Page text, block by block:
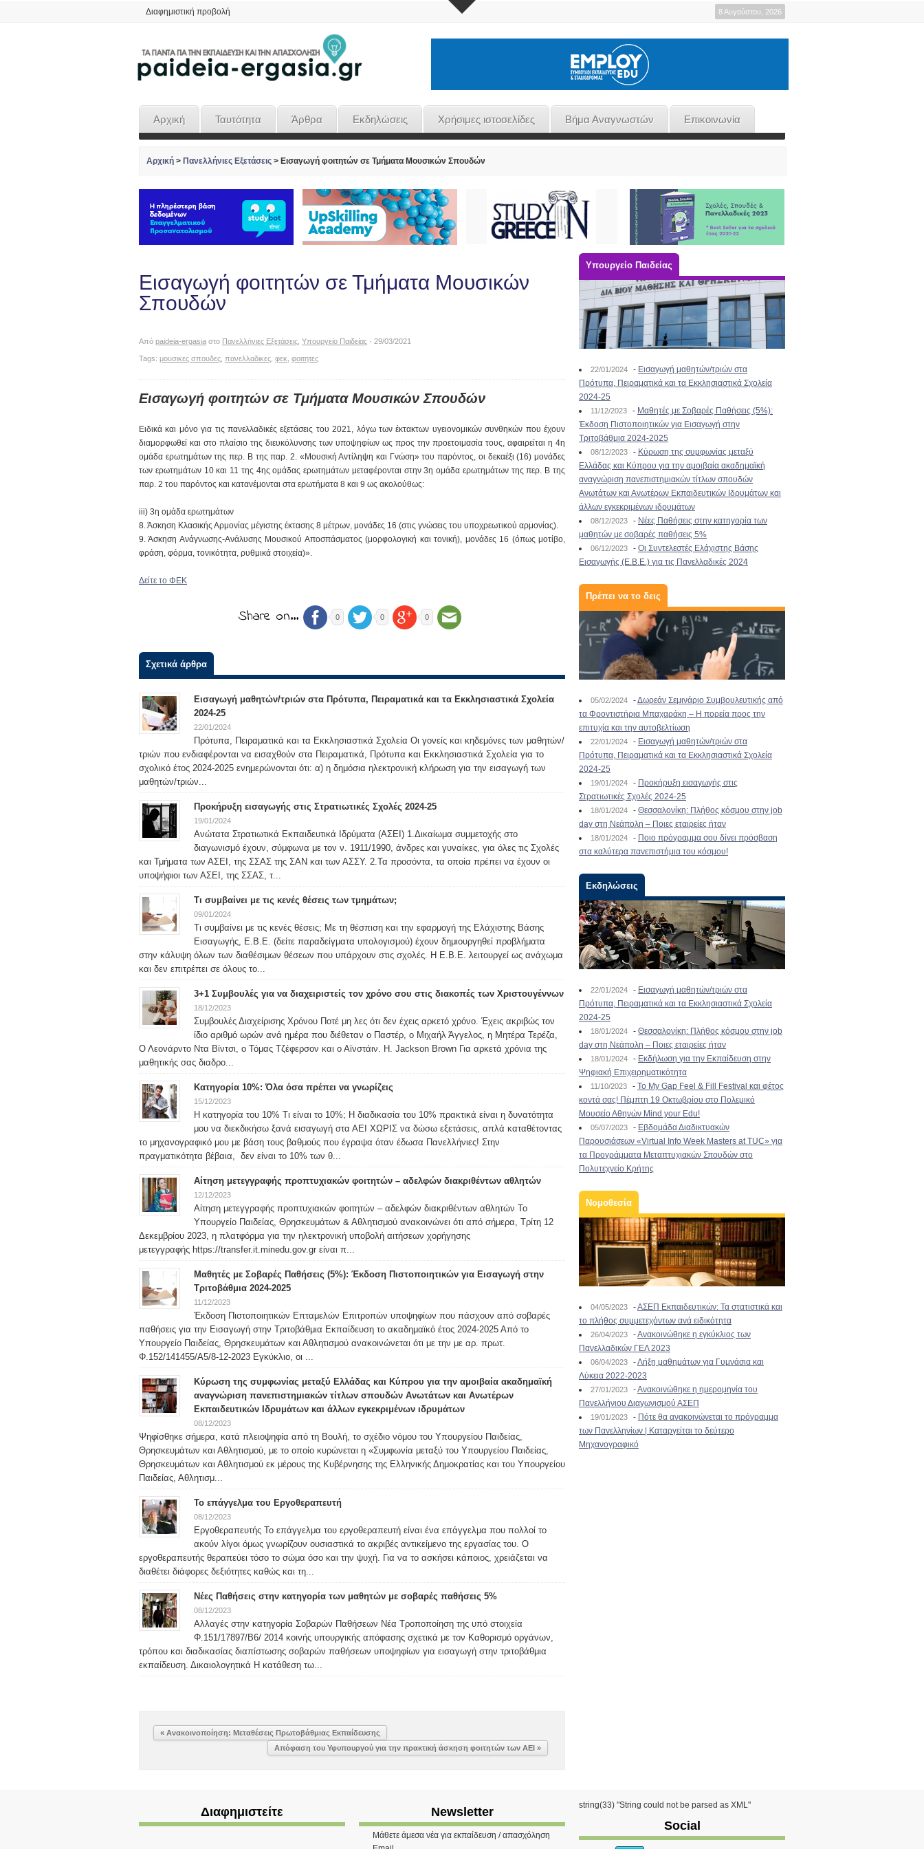
Διαφημιστική προβολή 8 Αυγούστου, 2026
Αρχική Ταυτότητα Άρθρα Εκδηλώσεις Χρήσιμες ιστοσελίδες Βήμα Αναγνωστών Επικοινωνία
Αρχική > Πανελλήνιες Εξετάσεις > Εισαγωγή φοιτητών σε Τμήματα Μουσικών Σπουδών
Εισαγωγή φοιτητών σε Τμήματα Μουσικών
Σπουδών
Από paideia-ergasia στο Πανελλήνιες Εξετάσεις Υπουργείο Παιδείας · 29/03/2021
Tags: μουσικες σπουδες πανελλαδικες φεκ φοιτητες
Εισαγωγή φοιτητών σε Τμήματα Μουσικών Σπουδών
Ειδικά και μόνο για τις πανελλαδικές εξετάσεις του 2021, λόγω των έκτακτων υγειονομικών συνθηκών που έχουν
διαμορφωθεί και στο πλαίσιο της διευκόλυνσης των υποψηφίων ως προς την προετοιμασία τους, αφαιρείται η 4η
ομάδα ερωτημάτων της περ. Β της παρ. 2. «Μουσική Αντίληψη και Γνώση» του παρόντος, οι δεκαέξι (16) μονάδες
των ερωτημάτων 10 και 11 της 4ης ομάδας ερωτημάτων μεταφέρονται στην 3η ομάδα ερωτημάτων της περ. Β της
παρ. 2 του παρόντος και κατανέμονται στα ερωτήματα 8 και 9 ως ακολούθως:
iii) 3η ομάδα ερωτημάτων
8. Άσκηση Κλασικής Αρμονίας μέγιστης έκτασης 8 μέτρων, μονάδες 16 (στις γνώσεις του υποχρεωτικού αρμονίας).
9. Άσκηση Ανάγνωσης-Ανάλυσης Μουσικού Αποσπάσματος (μορφολογική και τονική), μονάδες 16 (όπως μοτίβο,
φράση, φόρμα, τονικότητα, ρυθμικά στοιχεία)».
Δείτε το ΦΕΚ
Share on… 0 0 0
Σχετικά άρθρα
Εισαγωγή μαθητών/τριών στα Πρότυπα, Πειραματικά και τα Εκκλησιαστικά Σχολεία
2024-25
22/01/2024
Πρότυπα, Πειραματικά και τα Εκκλησιαστικά Σχολεία Οι γονείς και κηδεμόνες των μαθητών/
τριών που ενδιαφέρονται να εισαχθούν στα Πειραματικά, Πρότυπα και Εκκλησιαστικά Σχολεία για το
σχολικό έτος 2024-2025 ενημερώνονται ότι: α) η δημόσια ηλεκτρονική κλήρωση για την εισαγωγή των
μαθητών/τριών...
Προκήρυξη εισαγωγής στις Στρατιωτικές Σχολές 2024-25
19/01/2024
Ανώτατα Στρατιωτικά Εκπαιδευτικά Ιδρύματα (ΑΣΕΙ) 1.Δικαίωμα συμμετοχής στο
διαγωνισμό έχουν, σύμφωνα με τον ν. 1911/1990, άνδρες και γυναίκες, για όλες τις Σχολές
και Τμήματα των ΑΣΕΙ, της ΣΣΑΣ της ΣΑΝ και των ΑΣΣΥ. 2.Τα προσόντα, τα οποία πρέπει να έχουν οι
υποψήφιοι των ΑΣΕΙ, της ΣΣΑΣ, τ...
Τι συμβαίνει με τις κενές θέσεις των τμημάτων;
09/01/2024
Τι συμβαίνει με τις κενές θέσεις; Με τη θέσπιση και την εφαρμογή της Ελάχιστης Βάσης
Εισαγωγής, Ε.Β.Ε. (δείτε παραδείγματα υπολογισμού) έχουν δημιουργηθεί προβλήματα
στην κάλυψη όλων των διαθέσιμων θέσεων που υπάρχουν στις σχολές. Η Ε.Β.Ε. λειτουργεί ως ανάχωμα
και δεν επιτρέπει σε όλους το...
3+1 Συμβουλές για να διαχειριστείς τον χρόνο σου στις διακοπές των Χριστουγέννων
18/12/2023
Συμβουλές Διαχείρισης Χρόνου Ποτέ μη λες ότι δεν έχεις αρκετό χρόνο. Έχεις ακριβώς τον
ίδιο αριθμό ωρών ανά ημέρα που διέθεταν ο Παστέρ, ο Μιχαήλ Άγγελος, η Μητέρα Τερέζα,
Ο Λεονάρντο Ντα Βίντσι, ο Τόμας Τζέφερσον και ο Αϊνστάιν. H. Jackson Brown Για αρκετά χρόνια της
μαθητικής σας διαδρο...
Κατηγορία 10%: Όλα όσα πρέπει να γνωρίζεις
15/12/2023
Η κατηγορία του 10% Τι είναι το 10%; Η διαδικασία του 10% πρακτικά είναι η δυνατότητα
μου να διεκδικήσω ξανά εισαγωγή στα ΑΕΙ ΧΩΡΙΣ να δώσω εξετάσεις, απλά καταθέτοντας
το μηχανογραφικό μου με βάση τους βαθμούς που έγραψα όταν έδωσα Πανελλήνιες! Στην
πραγματικότητα βέβαια, δεν είναι το 10% των θ...
Αίτηση μετεγγραφής προπτυχιακών φοιτητών – αδελφών διακριθέντων αθλητών
12/12/2023
Αίτηση μετεγγραφής προπτυχιακών φοιτητών – αδελφών διακριθέντων αθλητών Το
Υπουργείο Παιδείας, Θρησκευμάτων & Αθλητισμού ανακοινώνει ότι από σήμερα, Τρίτη 12
Δεκεμβρίου 2023, η πλατφόρμα για την ηλεκτρονική υποβολή αιτήσεων χορήγησης
μετεγγραφής https://transfer.it.minedu.gov.gr είναι π...
Μαθητές με Σοβαρές Παθήσεις (5%): Έκδοση Πιστοποιητικών για Εισαγωγή στην
Τριτοβάθμια 2024-2025
11/12/2023
Έκδοση Πιστοποιητικών Επταμελών Επιτροπών υποψηφίων που πάσχουν από σοβαρές
παθήσεις για την Εισαγωγή στην Τριτοβάθμια Εκπαίδευση το ακαδημαϊκό έτος 2024-2025 Από το
Υπουργείο Παιδείας, Θρησκευμάτων και Αθλητισμού ανακοινώνεται ότι με την με αρ. πρωτ.
Φ.152/141455/Α5/8-12-2023 Εγκύκλιο, οι ...
Κύρωση της συμφωνίας μεταξύ Ελλάδας και Κύπρου για την αμοιβαία ακαδημαϊκή
αναγνώριση πανεπιστημιακών τίτλων σπουδών Ανωτάτων και Ανωτέρων
Εκπαιδευτικών Ιδρυμάτων και άλλων εγκεκριμένων ιδρυμάτων
08/12/2023
Ψηφίσθηκε σήμερα, κατά πλειοψηφία από τη Βουλή, το σχέδιο νόμου του Υπουργείου Παιδείας,
Θρησκευμάτων και Αθλητισμού, με το οποίο κυρώνεται η «Συμφωνία μεταξύ του Υπουργείου Παιδείας,
Θρησκευμάτων και Αθλητισμού εκ μέρους της Κυβέρνησης της Ελληνικής Δημοκρατίας και του Υπουργείου
Παιδείας, Αθλητισμ...
Το επάγγελμα του Εργοθεραπευτή
08/12/2023
Εργοθεραπευτής Το επάγγελμα του εργοθεραπευτή είναι ένα επάγγελμα που πολλοί το
ακούν λίγοι όμως γνωρίζουν ουσιαστικά το ακριβές αντικείμενο της εργασίας του. Ο
εργοθεραπευτής θεραπεύει τόσο το σώμα όσο και την ψυχή. Για να το ασκήσει κάποιος, χρειάζεται να
διαθέτει διάφορες δεξιότητες καθώς και τη...
Νέες Παθήσεις στην κατηγορία των μαθητών με σοβαρές παθήσεις 5%
08/12/2023
Αλλαγές στην κατηγορία Σοβαρών Παθήσεων Νέα Τροποποίηση της υπό στοιχεία
Φ.151/17897/Β6/ 2014 κοινής υπουργικής απόφασης σχετικά με τον Καθορισμό οργάνων,
τρόπου και διαδικασίας διαπίστωσης σοβαρών παθήσεων υποψηφίων για εισαγωγή στην τριτοβάθμια
εκπαίδευση. Δικαιολογητικά Η κατάθεση τω...
« Ανακοινοποίηση: Μεταθέσεις Πρωτοβάθμιας Εκπαίδευσης
Απόφαση του Υφυπουργού για την πρακτική άσκηση φοιτητών των ΑΕΙ »
Υπουργείο Παιδείας
22/01/2024 - Εισαγωγή μαθητών/τριών στα
Πρότυπα, Πειραματικά και τα Εκκλησιαστικά Σχολεία
2024-25
11/12/2023 - Μαθητές με Σοβαρές Παθήσεις (5%):
Έκδοση Πιστοποιητικών για Εισαγωγή στην
Τριτοβάθμια 2024-2025
08/12/2023 - Κύρωση της συμφωνίας μεταξύ
Ελλάδας και Κύπρου για την αμοιβαία ακαδημαϊκή
αναγνώριση πανεπιστημιακών τίτλων σπουδών
Ανωτάτων και Ανωτέρων Εκπαιδευτικών Ιδρυμάτων και
άλλων εγκεκριμένων ιδρυμάτων
08/12/2023 - Νέες Παθήσεις στην κατηγορία των
μαθητών με σοβαρές παθήσεις 5%
06/12/2023 - Οι Συντελεστές Ελάχιστης Βάσης
Εισαγωγής (Ε.Β.Ε.) για τις Πανελλαδικές 2024
Πρέπει να το δεις
05/02/2024 -Δωρεάν Σεμινάριο Συμβουλευτικής από
τα Φροντιστήρια Μπαχαράκη – Η πορεία προς την
επιτυχία και την αυτοβελτίωση
22/01/2024 - Εισαγωγή μαθητών/τριών στα
Πρότυπα, Πειραματικά και τα Εκκλησιαστικά Σχολεία
2024-25
19/01/2024 - Προκήρυξη εισαγωγής στις
Στρατιωτικές Σχολές 2024-25
18/01/2024 - Θεσσαλονίκη: Πλήθος κόσμου στην job
day στη Νεάπολη – Ποιες εταιρείες ήταν
18/01/2024 - Ποιο πρόγραμμα σου δίνει πρόσβαση
στα καλύτερα πανεπιστήμια του κόσμου!
Εκδηλώσεις
22/01/2024 - Εισαγωγή μαθητών/τριών στα
Πρότυπα, Πειραματικά και τα Εκκλησιαστικά Σχολεία
2024-25
18/01/2024 - Θεσσαλονίκη: Πλήθος κόσμου στην job
day στη Νεάπολη – Ποιες εταιρείες ήταν
18/01/2024 - Εκδήλωση για την Εκπαίδευση στην
Ψηφιακή Επιχειρηματικότητα
11/10/2023 - To My Gap Feel & Fill Festival και φέτος
κοντά σας! Πέμπτη 19 Οκτωβρίου στο Πολεμικό
Μουσείο Αθηνών Mind your Edu!
05/07/2023 - Εβδομάδα Διαδικτυακών
Παρουσιάσεων «Virtual Info Week Masters at TUC» για
τα Προγράμματα Μεταπτυχιακών Σπουδών στο
Πολυτεχνείο Κρήτης
Νομοθεσία
04/05/2023 -ΑΣΕΠ Εκπαιδευτικών: Τα στατιστικά και
το πλήθος συμμετεχόντων ανά ειδικότητα
26/04/2023 -Ανακοινώθηκε η εγκύκλιος των
Πανελλαδικών ΓΕΛ 2023
06/04/2023 -Λήξη μαθημάτων για Γυμνάσια και
Λύκεια 2022-2023
27/01/2023 -Ανακοινώθηκε η ημερομηνία του
Πανελλήνιου Διαγωνισμού ΑΣΕΠ
19/01/2023 - Πότε θα ανακοινώνεται το πρόγραμμα
των Πανελληνίων | Καταργείται το δεύτερο
Μηχανογραφικό
Διαφημιστείτε Newsletter
Μάθετε άμεσα νέα για εκπαίδευση / απασχόληση
string(33) "String could not be parsed as XML"
Social